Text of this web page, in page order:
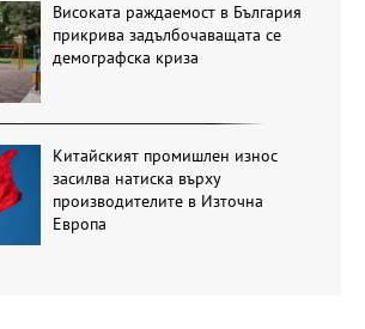
Високата раждаемост в България
прикрива задълбочаващата се
демографска криза
Китайският промишлен износ
засилва натиска върху
производителите в Източна
Европа